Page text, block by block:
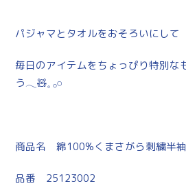
パジャマとタオルをおそろいにして
毎日のアイテムをちょっぴり特別な
う𓂃🧸𓈒 𓂂𓏸
商品名 綿100%くまさがら刺繍半
品番 25123002